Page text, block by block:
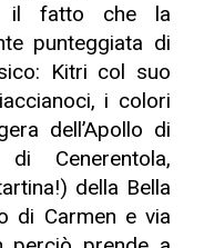
il fatto che la
punteggiata di
Kitri col suo
i colori
dell’Apollo di
Cenerentola,
della Bella
di Carmen e via